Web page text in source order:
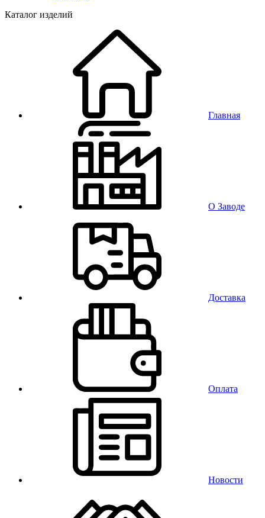
Каталог изделий
Главная
О Заводе
Доставка
Оплата
Новости